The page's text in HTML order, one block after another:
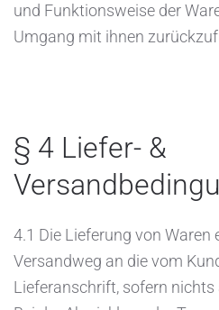
und Funktionsweise der
Umgang mit ihnen
§ 4 Liefer- &
4.1 Die Lieferung von Waren
Versandweg an die vom
Lieferanschrift, sofern